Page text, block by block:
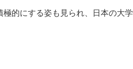
的にする姿も見られ、日本の大学